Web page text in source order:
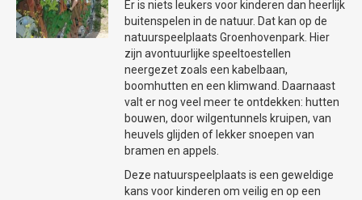
ACTUELE VARIA AGENDA
Zie voor de actuele regionale varia-
agenda’s op
www.uitlopergouda.nl
Er is niets leukers voor kinderen dan heerlijk
buitenspelen in de natuur. Dat kan op de
natuurspeelplaats Groenhovenpark. Hier
zijn avontuurlijke speeltoestellen
neergezet zoals een kabelbaan,
boomhutten en een klimwand. Daarnaast
valt er nog veel meer te ontdekken: hutten
bouwen, door wilgentunnels kruipen, van
heuvels glijden of lekker snoepen van
bramen en appels.
Deze natuurspeelplaats is een geweldige
kans voor kinderen om veilig en op een